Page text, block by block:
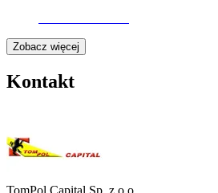
Zobacz więcej
Kontakt
TomPol Capital Sp. z o.o.